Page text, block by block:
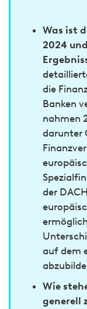
Was ist
2024
die
Banken
nahmen
darunter
der
auf dem
Wie
generell